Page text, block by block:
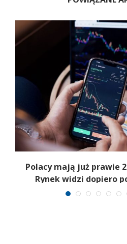
Polacy mają już prawie
Rynek widzi dopiero